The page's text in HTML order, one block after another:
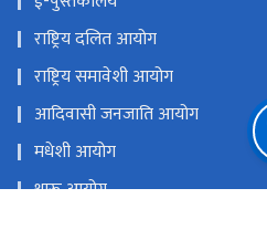
राष्ट्रिय दलित आयोग
राष्ट्रिय समावेशी आयोग
आदिवासी जनजाति आयोग
मधेशी आयोग
थारू आयोग